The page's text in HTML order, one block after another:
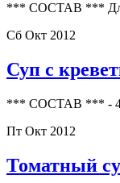
*** СОСТАВ *** Для
Сб Окт 2012
Суп с
*** СОСТАВ *** - 450
Пт Окт 2012
Томатный